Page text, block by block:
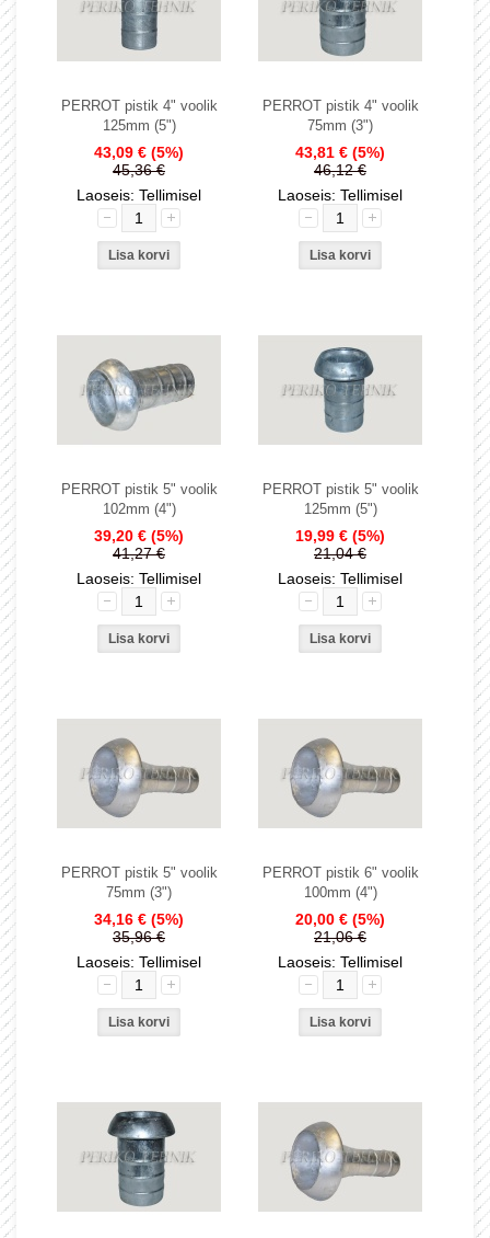
PERROT pistik 4" voolik
125mm (5")
43,09 € (5%)
45,36 €
Laoseis: Tellimisel
PERROT pistik 4" voolik
75mm (3")
43,81 € (5%)
46,12 €
Laoseis: Tellimisel
PERROT pistik 5" voolik
102mm (4")
39,20 € (5%)
41,27 €
Laoseis: Tellimisel
PERROT pistik 5" voolik
125mm (5")
19,99 € (5%)
21,04 €
Laoseis: Tellimisel
PERROT pistik 5" voolik
75mm (3")
34,16 € (5%)
35,96 €
Laoseis: Tellimisel
PERROT pistik 6" voolik
100mm (4")
20,00 € (5%)
21,06 €
Laoseis: Tellimisel